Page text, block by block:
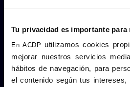
Tu privacidad es importante para
En ACDP utilizamos cookies
mejorar nuestros servicios
hábitos de navegación, para
el contenido según tus